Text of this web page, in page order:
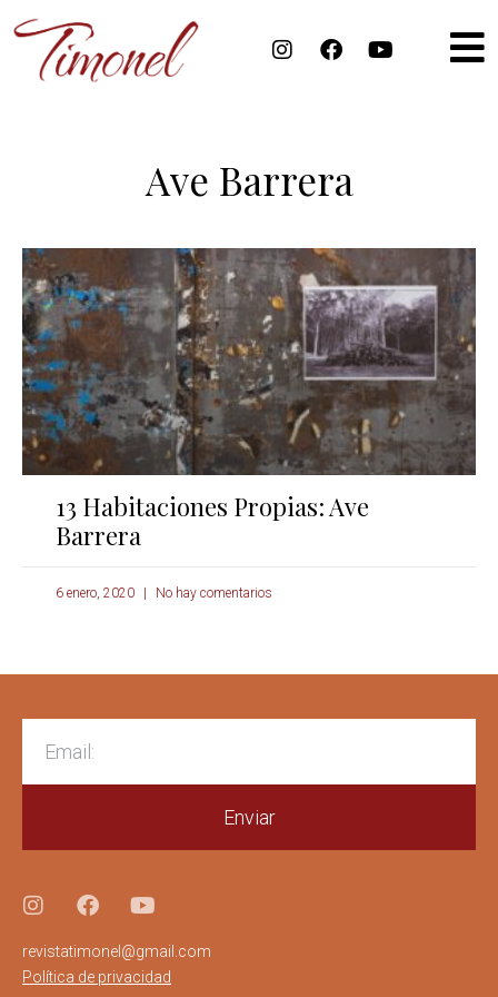
Ave Barrera
13 Habitaciones Propias: Ave
Barrera
6 enero, 2020 No hay comentarios
Enviar
revistatimonel@gmail.com
Política de privacidad